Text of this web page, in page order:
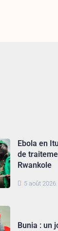
5 août 2026
Ebola en
de
Rwankole
Bunia : un